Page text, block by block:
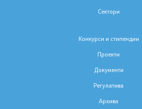
Проект за изградба, опремување и
Сектори
Конкурси и стипендии
Проекти
Документи
Регулатива
Архива